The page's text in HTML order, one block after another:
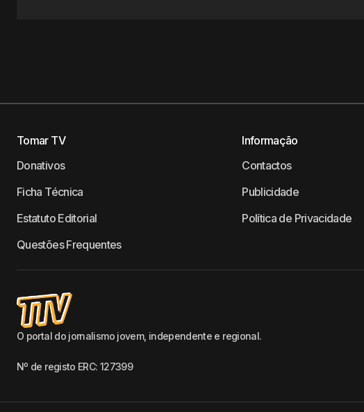
O portal do jornalismo jovem, independente e regional.
Nº de registo ERC: 127399
Tomar TV
Donativos
Ficha Técnica
Estatuto Editorial
Questões Frequentes
Informação
Contactos
Publicidade
Política de Privacidade